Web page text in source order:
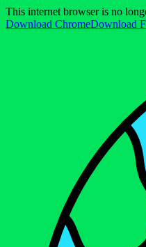
This internet browser is no
Download ChromeDownload